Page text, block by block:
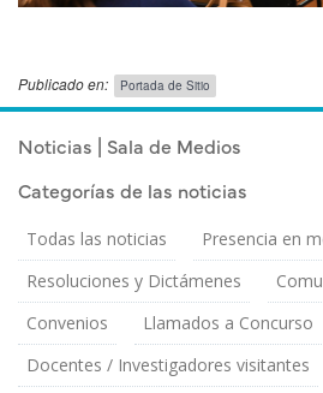
Noticias | Sala de Medios
Categorías de las noticias
Todas las noticias
Presencia en
Resoluciones y Dictámenes
Convenios
Llamados a Concurso
Docentes / Investigadores visitantes
Publicado en: Portada de Sitio
Publicado el Viernes 14 Febrero, 2025